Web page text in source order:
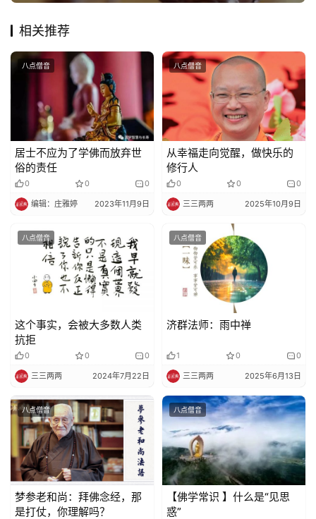
相关推荐
八点僧音
居士不应为了学佛而放弃世
俗的责任
0 0 0
编辑：庄雅婷 2023年11月9日
八点僧音
从幸福走向觉醒，做快乐的
修行人
0 0 0
三三两两 2025年10月9日
八点僧音
这个事实，会被大多数人类
抗拒
0 0 0
三三两两 2024年7月22日
八点僧音
济群法师：雨中禅
1 0 0
三三两两 2025年6月13日
八点僧音
梦参老和尚：拜佛念经，那
是打仗，你理解吗？
八点僧音
【佛学常识 】什么是“见思
惑”